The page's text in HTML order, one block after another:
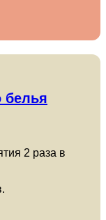
белья
2 раза в